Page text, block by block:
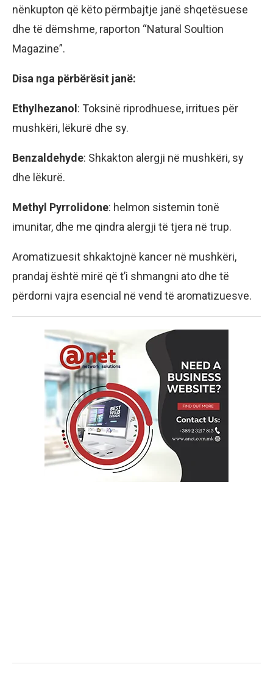
nënkupton që këto përmbajtje janë shqetësuese
dhe të dëmshme, raporton “Natural Soultion
Magazine”.
Disa nga përbërësit janë:
Ethylhezanol : Toksinë riprodhuese, irritues për
mushkëri, lëkurë dhe sy.
Benzaldehyde: Shkakton alergji në mushkëri, sy
dhe lëkurë.
Methyl Pyrrolidone: helmon sistemin tonë
imunitar, dhe me qindra alergji të tjera në trup.
Aromatizuesit shkaktojnë kancer në mushkëri,
prandaj është mirë që t’i shmangni ato dhe të
përdorni vajra esencial në vend të aromatizuesve.